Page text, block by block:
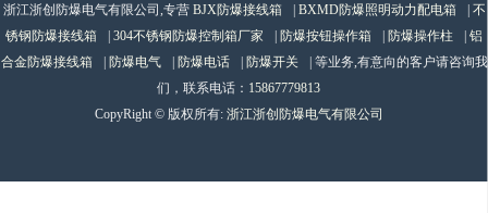
浙江浙创防爆电气有限公司,专营 BJX防爆接线箱 | BXMD防爆照明动力配电箱 | 不
锈钢防爆接线箱
| 304不锈钢防爆控制箱厂家 | 防爆按钮操作箱 | 防爆操作柱 | 铝
合金防爆接线箱
| 防爆电气 | 防爆电话 | 防爆开关
| 等业务,有意向的客户请咨询我
们，联系电话： 15867779813
CopyRight © 版权所有: 浙江浙创防爆电气有限公司